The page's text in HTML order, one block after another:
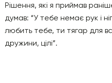
Рішення, які я приймав
думав: “У тебе немає рук і
любить тебе, ти тягар для
дружини, цілі”.